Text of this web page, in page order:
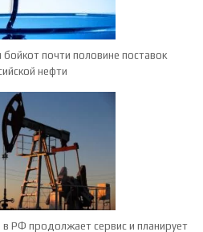
почти половине поставок
нефти
РФ продолжает сервис и планирует